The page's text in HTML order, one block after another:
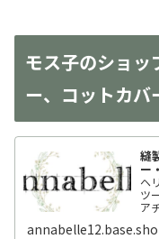
モス子のショ
ー、コットカバ
縫
ー
ヘ
ツ
ア